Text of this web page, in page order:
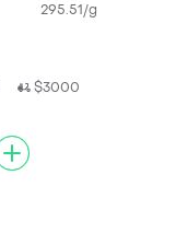
295.51/g
$3000